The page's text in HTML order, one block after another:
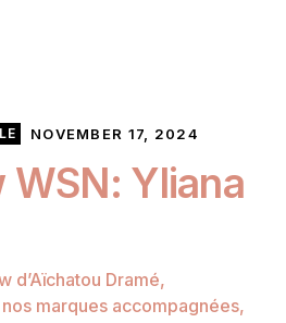
NOVEMBER 17, 2024
Yliana
d’Aïchatou Dramé,
marques accompagnées,